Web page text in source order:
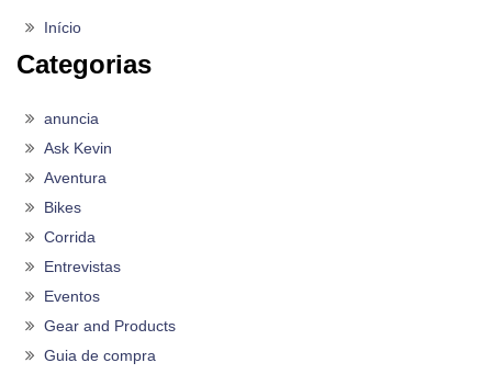
Início
Categorias
anuncia
Ask Kevin
Aventura
Bikes
Corrida
Entrevistas
Eventos
Gear and Products
Guia de compra